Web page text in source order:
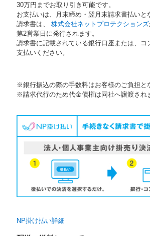
30万円までお取り引き可能です。
お支払いは、月末締め・翌月末請求書払いと
請求書は、 株式会社ネットプロテクションズ
第2営業日に発行されます。
請求書に記載されている銀行口座または、コ
支払いください。
※銀行振込の際の手数料はお客様のご負担と
※請求代行のため代金債権は同社へ譲渡され
NP掛け払い詳細